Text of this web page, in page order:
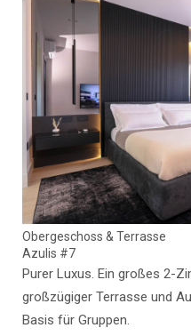
Obergeschoss & Terrasse
Azulis #7
Purer Luxus. Ein großes 2-
großzügiger Terrasse und
Basis für Gruppen.